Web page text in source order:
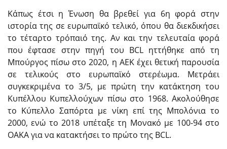
Κάπως έτσι η Ένωση θα βρεθεί για 6η φορά στην
ιστορία της σε ευρωπαϊκό τελικό, όπου θα διεκδικήσει
το τέταρτο τρόπαιό της. Αν και την τελευταία φορά
που έφτασε στην πηγή του BCL ηττήθηκε από τη
Μπούργος πίσω στο 2020, η ΑΕΚ έχει θετική παρουσία
σε τελικούς στο ευρωπαϊκό στερέωμα. Μετράει
συγκεκριμένα το 3/5, με πρώτη την κατάκτηση του
Κυπέλλου Κυπελλούχων πίσω στο 1968. Ακολούθησε
το Κύπελλο Σαπόρτα με νίκη επί της Μπολόνια το
2000, ενώ το 2018 υπέταξε τη Μονακό με 100-94 στο
ΟΑΚΑ για να κατακτήσει το πρώτο της BCL.